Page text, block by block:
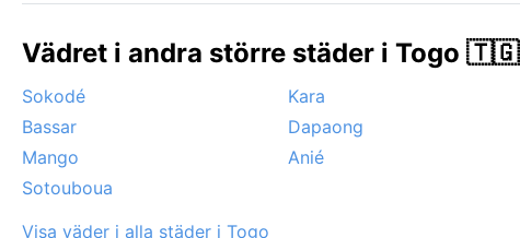
Vädret i andra större städer i Togo 🇹🇬
Sokodé Kara
Bassar
Dapaong
Mango
Anié
Sotouboua
Visa väder i alla städer i Togo